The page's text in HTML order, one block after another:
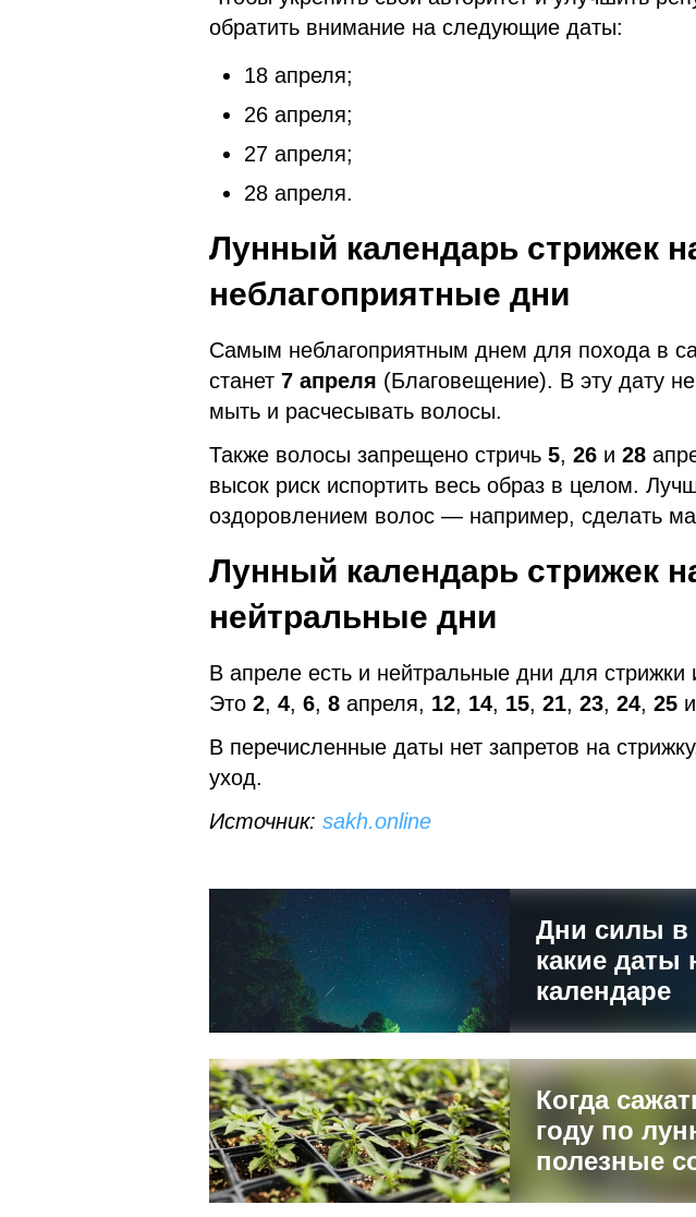
обратить внимание на следующие даты:
18 апреля;
26 апреля;
27 апреля;
28 апреля.
Лунный календарь стрижек
неблагоприятные дни
Самым неблагоприятным днем для похода в
станет 7 апреля (Благовещение). В эту дату
мыть и расчесывать волосы.
Также волосы запрещено стричь 5, 26 и 28
высок риск испортить весь образ в целом.
оздоровлением волос — например, сделать
Лунный календарь стрижек
нейтральные дни
В апреле есть и нейтральные дни для стрижки
Это 2, 4, 6, 8 апреля, 12, 14, 15, 21, 23, 24, 25 и
В перечисленные даты нет запретов на
уход.
Источник: sakh.online
Дни силы в
какие даты
календаре
Когда
году по
полезные